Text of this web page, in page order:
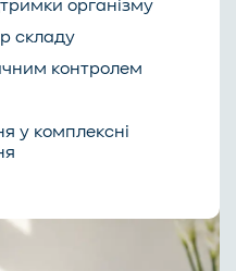
організму
складу
контролем
у комплексні